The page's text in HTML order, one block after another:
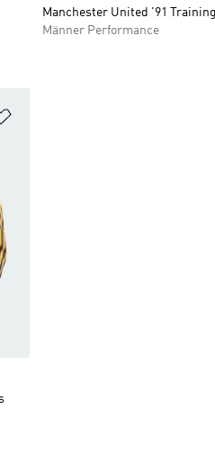
Manchester United '91
Männer Performance